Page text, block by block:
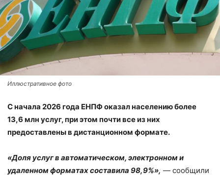
Иллюстративное фото
С начала 2026 года ЕНПФ оказал населению более
13,6 млн услуг, при этом почти все из них
предоставлены в дистанционном формате.
«Доля услуг в автоматическом, электронном и
удаленном форматах составила 98,9%», — сообщили